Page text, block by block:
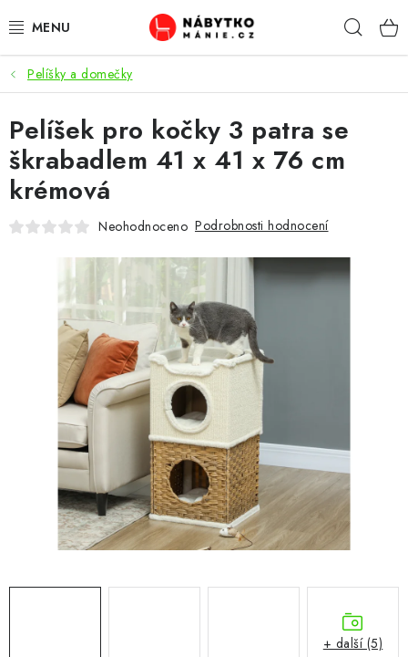
na
OBÝVACÍ POKOJ
KUCHYŇ A JÍDELNA
LOŽNICE
DĚTSKÝ POKOJ
KANCELÁŘ / PRACOVNA
KOUPELNA A WC
PŘEDSÍŇ
CHOVATELSKÉ POTŘEBY
DOPLŇKY A DEKORACE
ZAHRADA
OSTATNÍ
Pelíšky a domečky
Pelíšek pro kočky 3 patra se
škrabadlem 41 x 41 x 76 cm
krémová
Neohodnoceno Podrobnosti hodnocení
+ další (5)